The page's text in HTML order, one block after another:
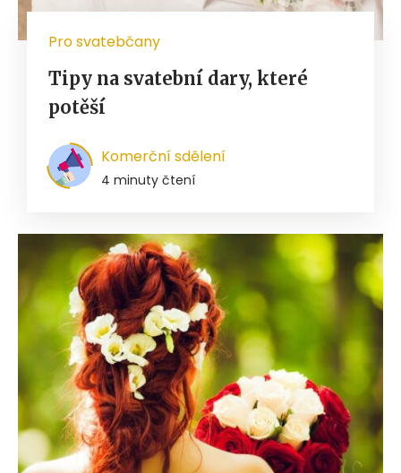
Pro svatebčany
Tipy na svatební dary, které
potěší
Komerční sdělení
4 minuty čtení